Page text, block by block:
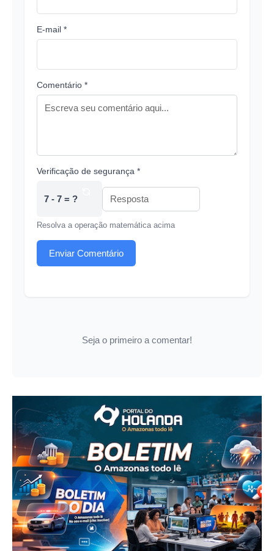
E-mail *
Comentário *
Verificação de segurança *
7 - 7 = ?
Resolva a operação matemática acima
Enviar Comentário
Seja o primeiro a comentar!